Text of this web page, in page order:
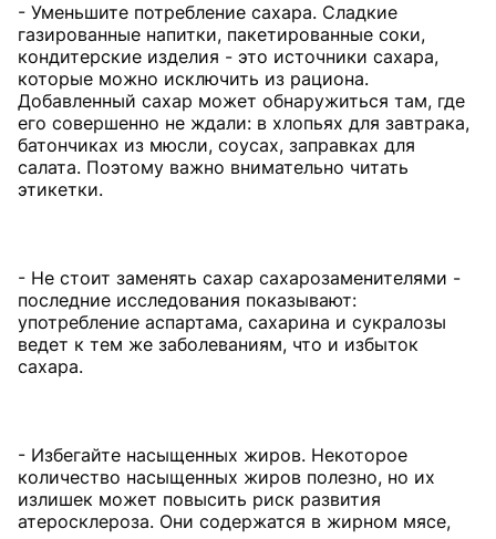
- Уменьшите потребление сахара. Сладкие
газированные напитки, пакетированные соки,
кондитерские изделия - это источники сахара,
которые можно исключить из рациона.
Добавленный сахар может обнаружиться там, где
его совершенно не ждали: в хлопьях для завтрака,
батончиках из мюсли, соусах, заправках для
салата. Поэтому важно внимательно читать
этикетки.
- Не стоит заменять сахар сахарозаменителями -
последние исследования показывают:
употребление аспартама, сахарина и сукралозы
ведет к тем же заболеваниям, что и избыток
сахара.
- Избегайте насыщенных жиров. Некоторое
количество насыщенных жиров полезно, но их
излишек может повысить риск развития
атеросклероза. Они содержатся в жирном мясе,